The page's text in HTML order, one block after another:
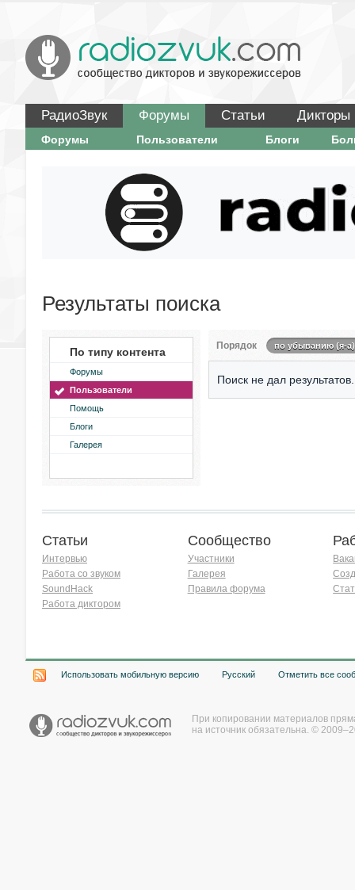
РадиоЗвук Форумы Статьи Дикторы
Форумы Пользователи Блоги
Результаты поиска
По типу контента
Форумы
Пользователи
Помощь
Блоги
Галерея
Порядок по убыванию (я-а)
Поиск не дал результатов.
Статьи
Интервью
Работа со звуком
SoundHack
Работа диктором
Сообщество
Участники
Галерея
Правила форума
Использовать мобильную версию Русский Отметить все
При копировании материалов
на источник обязательна. ©